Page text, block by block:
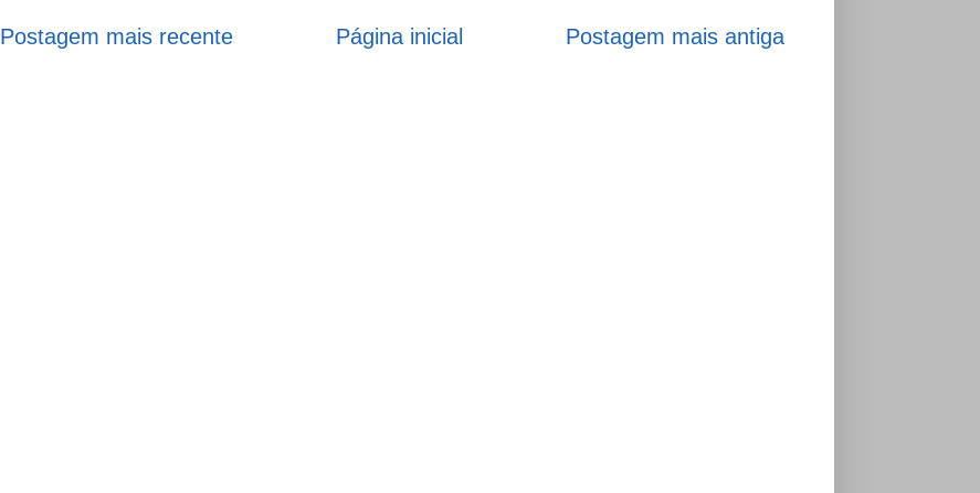
Postagem mais recente Postagem mais antiga
Página inicial